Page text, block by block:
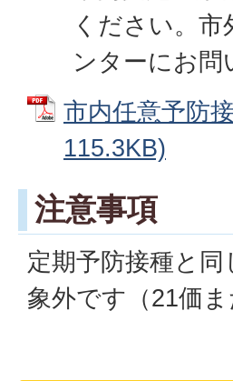
ください。
ンターにお
市内任意予防
115.3KB)
注意事項
定期予防接種と
象外です（21価ま